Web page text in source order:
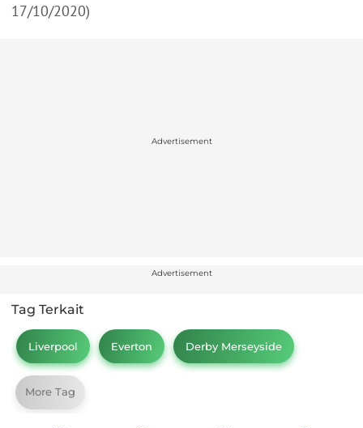
17/10/2020)
Advertisement
Advertisement
Tag Terkait
Liverpool Everton Derby Merseyside
More Tag